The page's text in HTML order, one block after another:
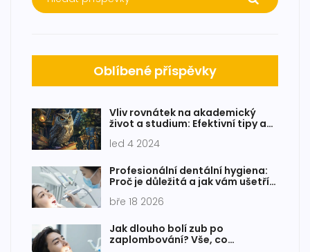
Oblíbené příspěvky
Vliv rovnátek na akademický
život a studium: Efektivní tipy a
led 4 2024
Profesionální dentální hygiena:
Proč je důležitá a jak vám ušetří
bře 18 2026
Jak dlouho bolí zub po
zaplombování? Vše, co